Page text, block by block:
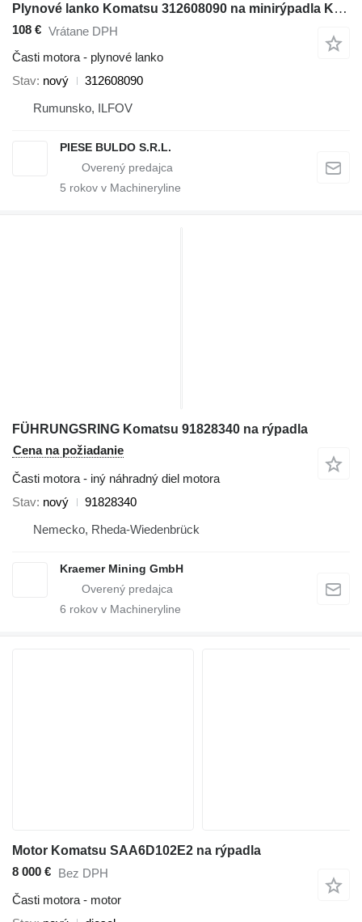
Plynové lanko Komatsu 312608090 na minirýpadla Komatsu WB140 , WB140PS , WB150 , WB150AWS , WB150PS , WB150WSC , WB91R , WB93R , WB97R , WB97S
108 € Vrátane DPH
Časti motora - plynové lanko
Stav nový
312608090
Rumunsko, ILFOV
PIESE BULDO S.R.L.
5 rokov v Machineryline
FÜHRUNGSRING Komatsu 91828340 na rýpadla
Cena na požiadanie
Časti motora - iný náhradný diel motora
Stav nový
91828340
Nemecko, Rheda-Wiedenbrück
Kraemer Mining GmbH
6 rokov v Machineryline
Motor Komatsu SAA6D102E2 na rýpadla
8 000 € Bez DPH
Časti motora - motor